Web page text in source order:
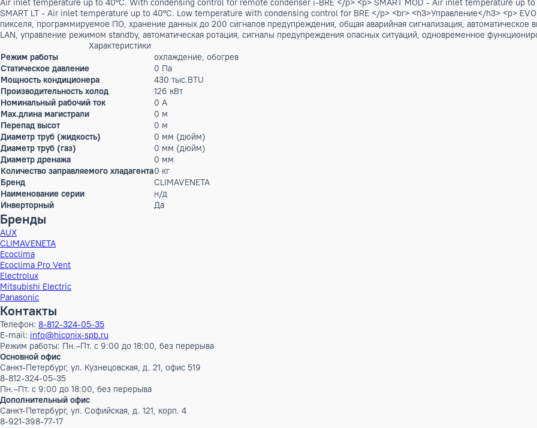
вертикальной установки, только с функцией охлаждения, с функцией нагрева (опция) с помощью электронагревателя
поддержания температуры и влажности. Применяются для кондиционирования технологических, серверных и IT-
ЖИДКОСТНЫМ КОНТУРОМ подключается к внешней водоохлаждающей машине ПЕРВИЧНЫМ КОНТУРОМ. Контур
РЕЗЕРВНЫМ контуром, охлаждаемым воздухом, подключается к выносному конденсатору. ИНВЕРТОРНЫЙ компрессор
нагрузкой, что особенно эффективно при работе с частичной нагрузкой и оптимизации потребляемой мощности, а
ИНВЕРТОРНЫМИ ЕС вентиляторами, с потоком воздуха, направленным вверх или вниз. </p> <br> <br> <h3>Версия</
скорости вращения вентиляторов (только для выносных конденсаторов i-BRE) </p> <p> MOD - Наружный агрегат с
(только для выносных конденсаторов i-BRE) </p> <p> LT - версия для низкой температуры наружного воздуха с
Air inlet temperature up to 40°C. With condensing control for remote condenser i-BRE </p> <p> SMART MOD - Air inlet
SMART LT - Air inlet temperature up to 40°C. Low temperature with condensing control for BRE </p> <br>
пикселя, программируемое ПО, хранение данных до 200 сигналов предупреждения, общая аварийная сигнализация,
LAN, управление режимом standby, автоматическая ротация, сигналы предупреждения опасных ситуаций,
Характеристики
Режим работы
охлаждение, обогрев
Статическое давление
0 Па
Мощность кондиционера
Производительность холод
Номинальный рабочий ток
Max.длина магистрали
Перепад высот
Диаметр труб (жидкость)
Диаметр труб (газ)
Диаметр дренажа
Количество заправляемого хладагента
Бренд
Наименование серии
Инверторный
Бренды
AUX
CLIMAVENETA
Ecoclima
Ecoclima Pro Vent
Electrolux
Mitsubishi Electric